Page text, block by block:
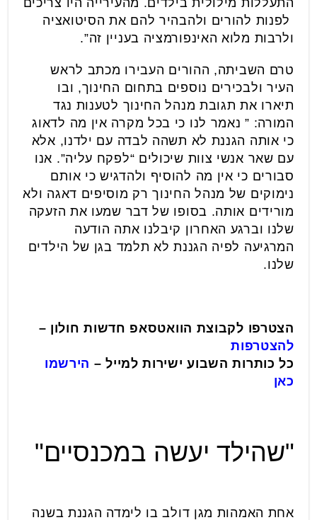
התעללות מילולית בילדים. מהעירייה היו צריכים
לפנות להורים ולהבהיר להם את הסיטואציה
ולרבות מלוא האינפורמציה בעניין זה”.
טרם השביתה, ההורים העבירו מכתב לראש
העיר ולבכירים נוספים בתחום החינוך, ובו
תיארו את תגובת מנהל החינוך לטענות נגד
המורה: ” נאמר לנו כי בכל מקרה אין מה לדאוג
כי אותה הגננת לא תשהה לבדה עם ילדנו, אלא
עם שאר אנשי צוות שיכולים “לפקח עליה”. אנו
סבורים כי אין מה להוסיף ולהדגיש כי אותם
נימוקים של מנהל החינוך רק מוסיפים דאגה ולא
מורידים אותה. בסופו של דבר שמעו את הזעקה
שלנו וברגע האחרון קיבלנו אתה הודעה
המרגיעה לפיה הגננת לא תלמד בגן של הילדים
שלנו.
הצטרפו לקבוצת הוואטסאפ חדשות חולון –
להצטרפות
כל כותרות השבוע ישירות למייל – הירשמו
כאן
"שהילד יעשה במכנסיים"
אחת האמהות מגן דולב בו לימדה הגננת בשנה